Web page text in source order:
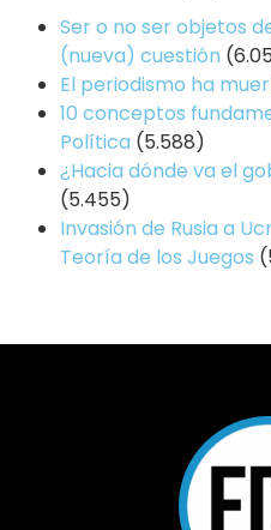
Ser o no ser objetos
(nueva) cuestión
El periodismo ha
10 conceptos
Política (5.588)
¿Hacia dónde va el
(5.455)
Invasión de Rusia a
Teoría de los Juegos